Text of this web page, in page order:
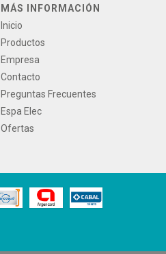
MÁS INFORMACIÓN
Inicio
Productos
Empresa
Contacto
Preguntas Frecuentes
Espa Elec
Ofertas